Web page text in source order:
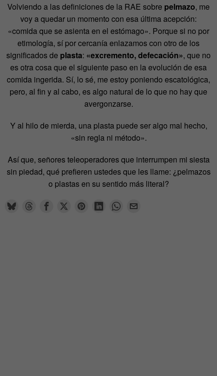
Volviendo a las definiciones de la RAE sobre pelmazo, me
voy a quedar un momento con esa última acepción:
«comida que se asienta en el estómago». Porque si no por
etimología, sí por cercanía enlazamos con otro de los
significados de plasta: «excremento, defecación», que no
es otra cosa que el siguiente paso en la evolución de esa
comida ingerida. Sí, lo sé, me estoy poniendo escatológica,
pero, al fin y al cabo, es algo natural de lo que no hay que
avergonzarse.
Y al hilo de mierda, una plasta puede ser algo mal hecho,
«sin regla ni método».
Así que, señores teleoperadores que interrumpen mi siesta
sin piedad, qué prefieren ustedes que les llame: ¿pelmazos
o plastas en su sentido más literal?